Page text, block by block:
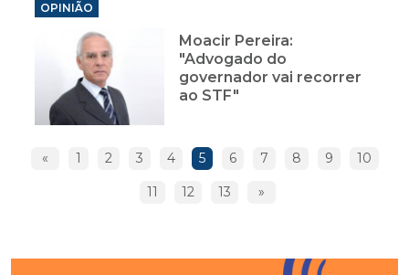
OPINIÃO
Moacir Pereira:
"Advogado do
governador vai recorrer
ao STF"
« 1 2 3 4 5 6 7 8 9 10
11 12 13 »